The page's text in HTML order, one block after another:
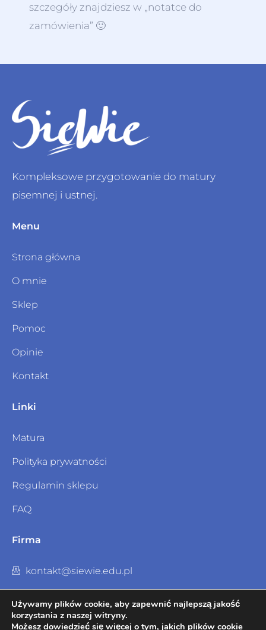
szczegóły znajdziesz w „notatce do
zamówienia” 🙂
Kompleksowe przygotowanie do matury
pisemnej i ustnej.
Menu
Strona główna
O mnie
Sklep
Pomoc
Opinie
Kontakt
Linki
Matura
Polityka prywatności
Regulamin sklepu
FAQ
Firma
kontakt@siewie.edu.pl
Social Media
Używamy plików cookie, aby zapewnić najlepszą jakość
korzystania z naszej witryny.
Możesz dowiedzieć się więcej o tym, jakich plików cookie